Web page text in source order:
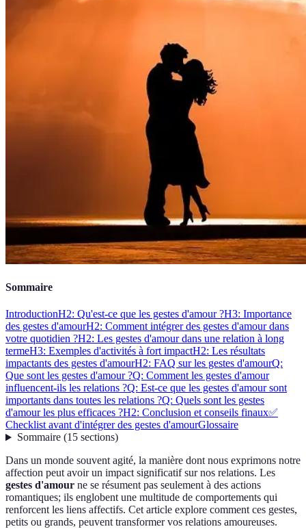
Sommaire
IntroductionH2: Qu'est-ce que les gestes d'amour ?H3: Importance
des gestes d'amourH2: Comment intégrer des gestes d'amour dans
votre quotidien ?H2: Les gestes d'amour dans une relation à long
termeH3: Exemples d'activités à fort impactH2: Les résultats
impactants des gestes d'amourH2: FAQ sur les gestes d'amourQ:
Que sont les gestes d'amour ?Q: Comment les gestes d'amour
influencent-ils les relations ?Q: Est-ce que les gestes d'amour sont
importants dans toutes les relations ?Q: Quels sont les gestes
d'amour les plus efficaces ?H2: Conclusion et conseils finaux✅
Checklist avant d'intégrer des gestes d'amourGlossaire
Sommaire(15 sections)
Dans un monde souvent agité, la manière dont nous exprimons notre
affection peut avoir un impact significatif sur nos relations. Les
gestes d'amour ne se résument pas seulement à des actions
romantiques; ils englobent une multitude de comportements qui
renforcent les liens affectifs. Cet article explore comment ces gestes,
petits ou grands, peuvent transformer vos relations amoureuses.